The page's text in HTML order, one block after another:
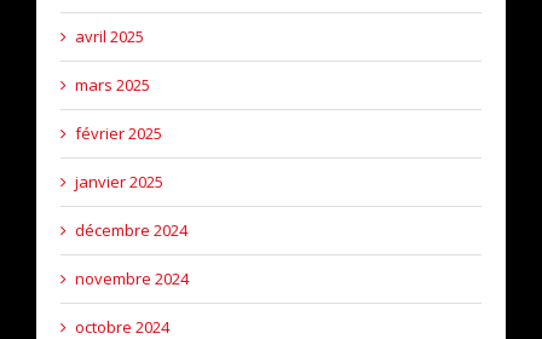
avril 2025
mars 2025
février 2025
janvier 2025
décembre 2024
novembre 2024
octobre 2024